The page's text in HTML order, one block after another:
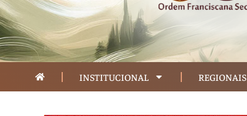
INSTITUCIONAL REGIONAIS